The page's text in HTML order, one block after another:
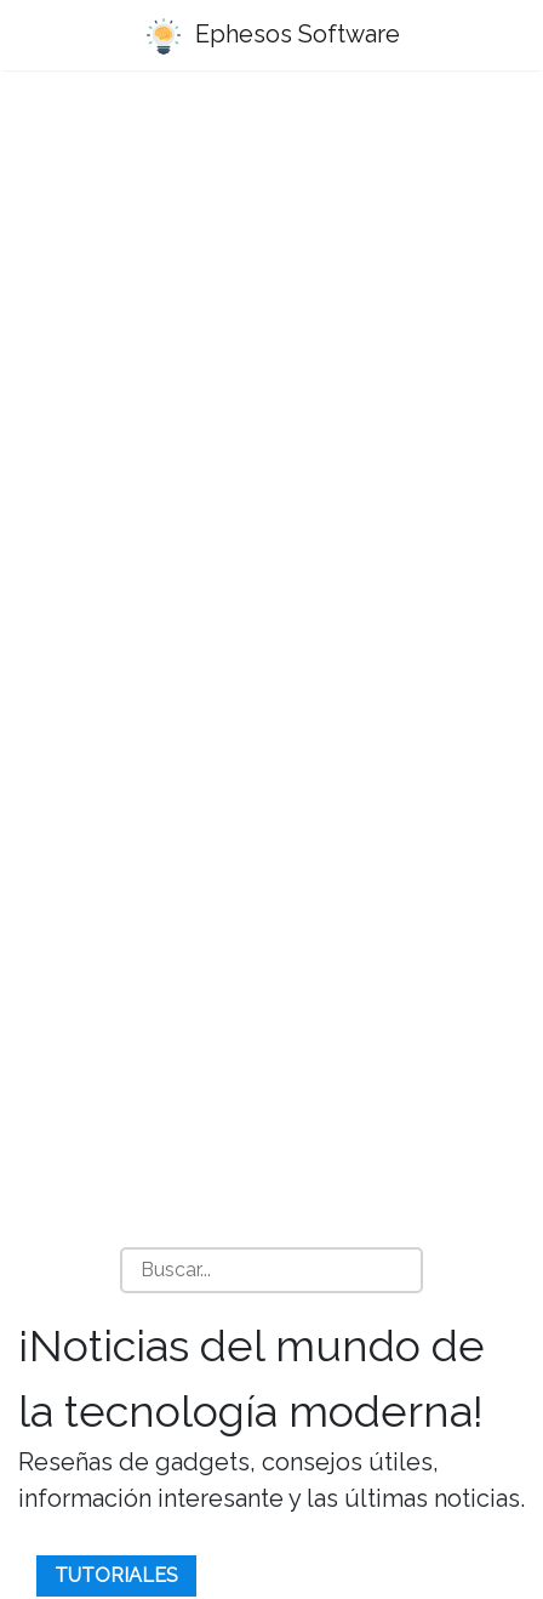
Ephesos Software
¡Noticias del mundo de
la tecnología moderna!
Reseñas de gadgets, consejos útiles,
información interesante y las últimas noticias.
TUTORIALES